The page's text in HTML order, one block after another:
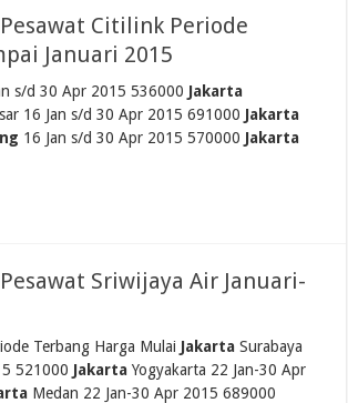
Citilink Periode
Januari 2015
s/d 30 Apr 2015 536000 Jakarta
16 Jan s/d 30 Apr 2015 691000 Jakarta
16 Jan s/d 30 Apr 2015 570000 Jakarta
Sriwijaya Air Januari-
Terbang Harga Mulai Jakarta Surabaya
521000 Jakarta Yogyakarta 22 Jan-30 Apr
Medan 22 Jan-30 Apr 2015 689000